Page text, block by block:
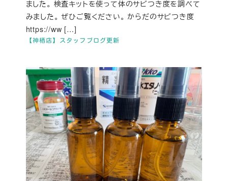
【神栖店】スタッフブログ更新
ました。 検査キットを使って体のサビつき度を調べて
みました。 ぜひご覧ください。 からだのサビつき度
https://ww […]